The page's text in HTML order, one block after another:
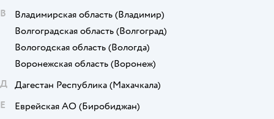
В
Владимирская область (Владимир)
Волгоградская область (Волгоград)
Вологодская область (Вологда)
Воронежская область (Воронеж)
Д Дагестан Республика (Махачкала)
Е
Еврейская АО (Биробиджан)